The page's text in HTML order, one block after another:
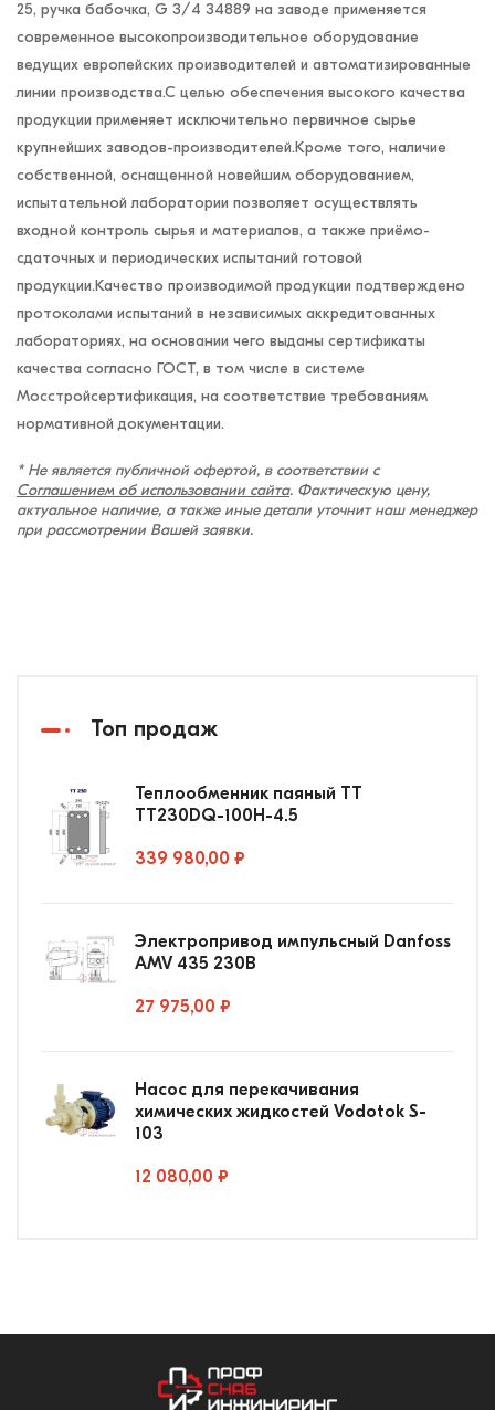
25, ручка бабочка, G 3/4 34889 на заводе применяется
современное высокопроизводительное оборудование
ведущих европейских производителей и автоматизированные
линии производства.С целью обеспечения высокого качества
продукции применяет исключительно первичное сырье
крупнейших заводов-производителей.Кроме того, наличие
собственной, оснащенной новейшим оборудованием,
испытательной лаборатории позволяет осуществлять
входной контроль сырья и материалов, а также приёмо-
сдаточных и периодических испытаний готовой
продукции.Качество производимой продукции подтверждено
протоколами испытаний в независимых аккредитованных
лабораториях, на основании чего выданы сертификаты
качества согласно ГОСТ, в том числе в системе
Мосстройсертификация, на соответствие требованиям
нормативной документации.
* Не является публичной офертой, в соответствии с
Соглашением об использовании сайта. Фактическую цену,
актуальное наличие, а также иные детали уточнит наш менеджер
при рассмотрении Вашей заявки.
Топ продаж
Теплообменник паяный ТТ
ТТ230DQ-100Н-4.5
339 980,00 ₽
Электропривод импульсный Danfoss
AMV 435 230В
27 975,00 ₽
Насос для перекачивания
химических жидкостей Vodotok S-
103
12 080,00 ₽